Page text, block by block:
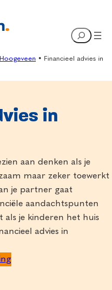
Search
Hoogeveen •
Financieel advies in
in
aan denken als je
maar zeker toewerkt
je partner gaat
aandachtspunten
als je kinderen het huis
advies in